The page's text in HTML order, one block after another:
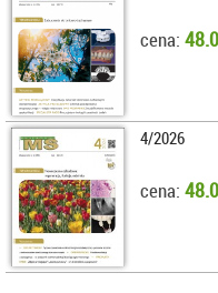
cena:
4/2026
cena: